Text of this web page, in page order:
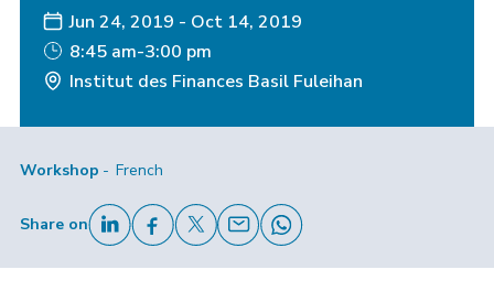
Jun 24, 2019 - Oct 14, 2019
8:45 am-3:00 pm
Institut des Finances Basil Fuleihan
Workshop French
Share on